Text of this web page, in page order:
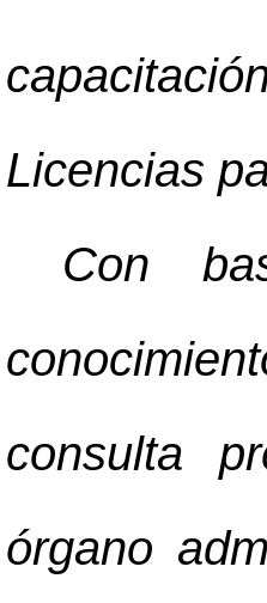
Licencias
Con
consulta
órgano